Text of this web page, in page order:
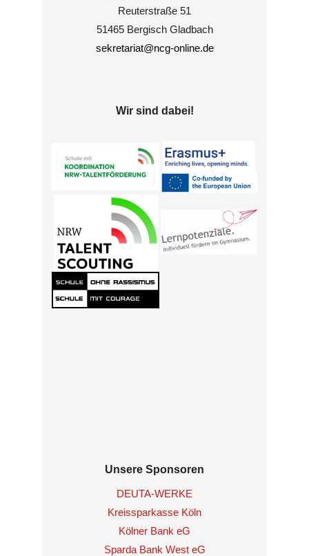
Reuterstraße 51
51465 Bergisch Gladbach
sekretariat@ncg-online.de
Wir sind dabei!
Unsere Sponsoren
DEUTA-WERKE
Kreissparkasse Köln
Kölner Bank eG
Sparda Bank West eG